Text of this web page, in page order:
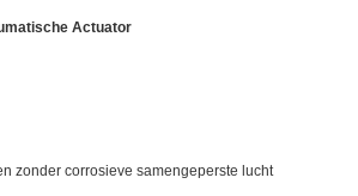
Actuator
zonder corrosieve samengeperste lucht